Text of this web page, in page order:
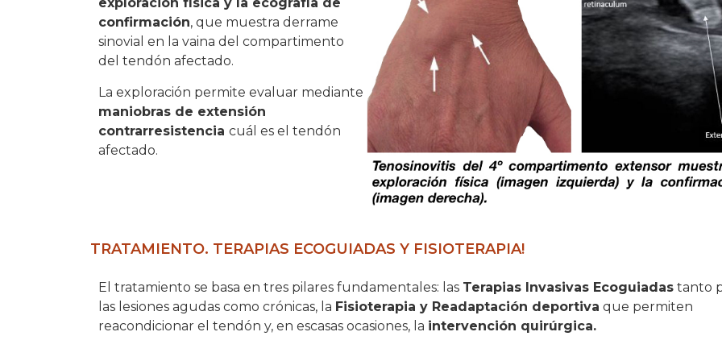
exploración física y la ecografía de
confirmación, que muestra derrame
sinovial en la vaina del compartimento
del tendón afectado.
La exploración permite evaluar mediante
maniobras de extensión
contrarresistencia cuál es el tendón
afectado.
TRATAMIENTO. TERAPIAS ECOGUIADAS Y FISIOTERAPIA!
El tratamiento se basa en tres pilares fundamentales: las Terapias Invasivas Ecoguiadas tanto
las lesiones agudas como crónicas, la Fisioterapia y Readaptación deportiva que permiten
reacondicionar el tendón y, en escasas ocasiones, la intervención quirúrgica.